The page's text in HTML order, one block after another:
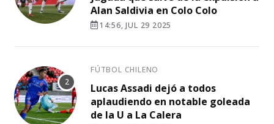
Alan Saldivia en Colo Colo
14:56, JUL 29 2025
FÚTBOL CHILENO
Lucas Assadi dejó a todos
aplaudiendo en notable goleada
de la U a La Calera